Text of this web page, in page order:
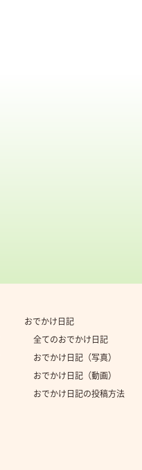
おでかけ日記
全てのおでかけ日記
おでかけ日記（写真）
おでかけ日記（動画）
おでかけ日記の投稿方法